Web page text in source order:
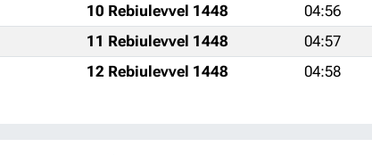
10 Rebiulevvel 1448 04:56
11 Rebiulevvel 1448 04:57
12 Rebiulevvel 1448 04:58